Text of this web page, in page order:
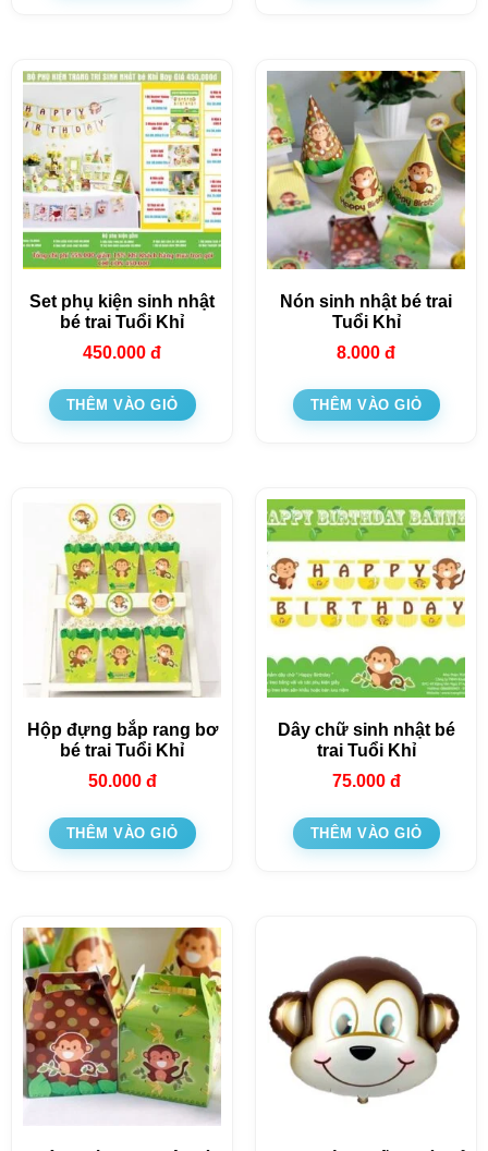
Set phụ kiện sinh nhật
bé trai Tuổi Khỉ
450.000 đ
THÊM VÀO GIỎ
Nón sinh nhật bé trai
Tuổi Khỉ
8.000 đ
THÊM VÀO GIỎ
Hộp đựng bắp rang bơ
bé trai Tuổi Khỉ
50.000 đ
THÊM VÀO GIỎ
Dây chữ sinh nhật bé
trai Tuổi Khỉ
75.000 đ
THÊM VÀO GIỎ